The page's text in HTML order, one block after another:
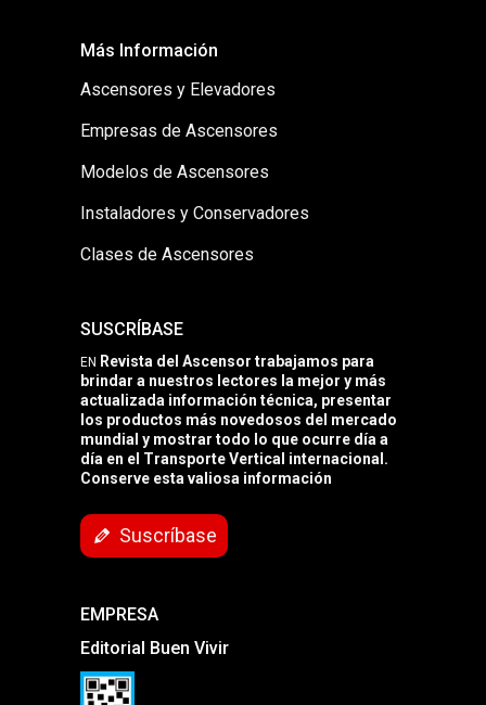
Más Información
Ascensores y Elevadores
Empresas de Ascensores
Modelos de Ascensores
Instaladores y Conservadores
Clases de Ascensores
SUSCRÍBASE
EN Revista del Ascensor trabajamos para
brindar a nuestros lectores la mejor y más
actualizada información técnica, presentar
los productos más novedosos del mercado
mundial y mostrar todo lo que ocurre día a
día en el Transporte Vertical internacional.
Conserve esta valiosa información
Suscríbase
EMPRESA
Editorial Buen Vivir